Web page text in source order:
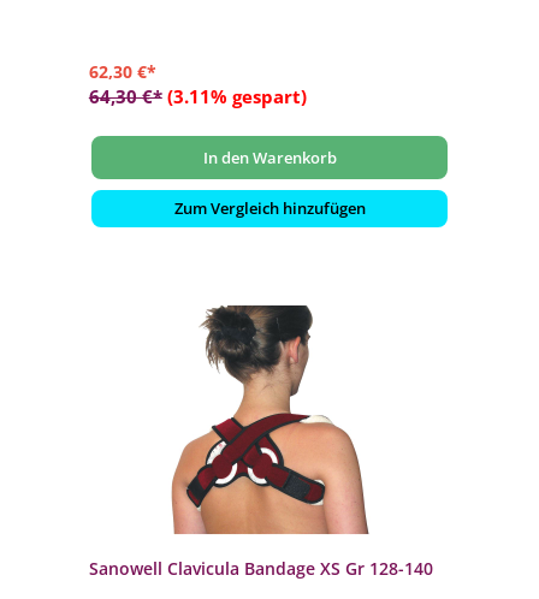
62,30 €*
64,30 €* (3.11% gespart)
In den Warenkorb
Zum Vergleich hinzufügen
Sanowell Clavicula Bandage XS Gr 128-140